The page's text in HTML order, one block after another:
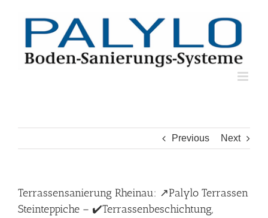
Previous Next
Terrassensanierung Rheinau: ↗️Palylo Terrassen
Steinteppiche – ✔️Terrassenbeschichtung,